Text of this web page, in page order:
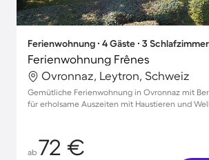
Ferienwohnung ∙ 4 Gäste ∙ 3 Schlafzimmer
Ferienwohnung Frênes
Ovronnaz, Leytron, Schweiz
Gemütliche Ferienwohnung in Ovronnaz mit
für erholsame Auszeiten mit Haustieren und
ab 72 €